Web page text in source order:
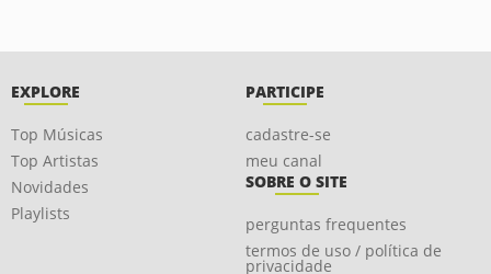
EXPLORE
Top Músicas
Top Artistas
Novidades
Playlists
PARTICIPE
cadastre-se
meu canal
SOBRE O SITE
perguntas frequentes
termos de uso / política de
privacidade